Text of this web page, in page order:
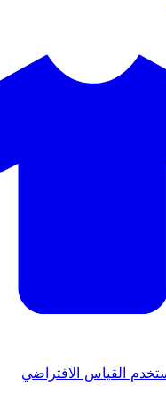
القياس الافتراضي